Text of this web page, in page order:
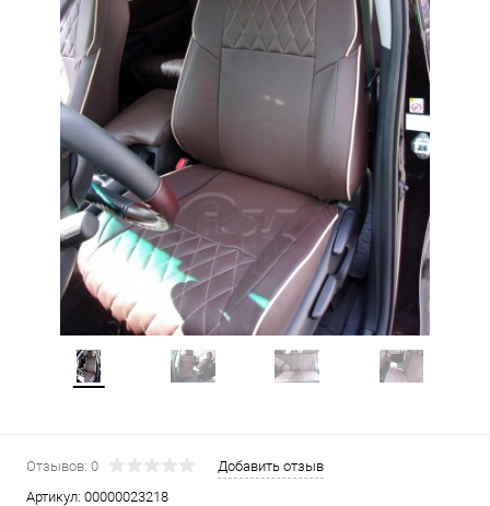
Отзывов: 0
Добавить отзыв
Артикул: 00000023218